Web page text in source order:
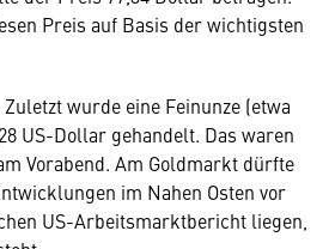
Preis auf Basis der wichtigsten
wurde eine Feinunze (etwa
US-Dollar gehandelt. Das waren
Vorabend. Am Goldmarkt dürfte
im Nahen Osten vor
US-Arbeitsmarktbericht liegen,